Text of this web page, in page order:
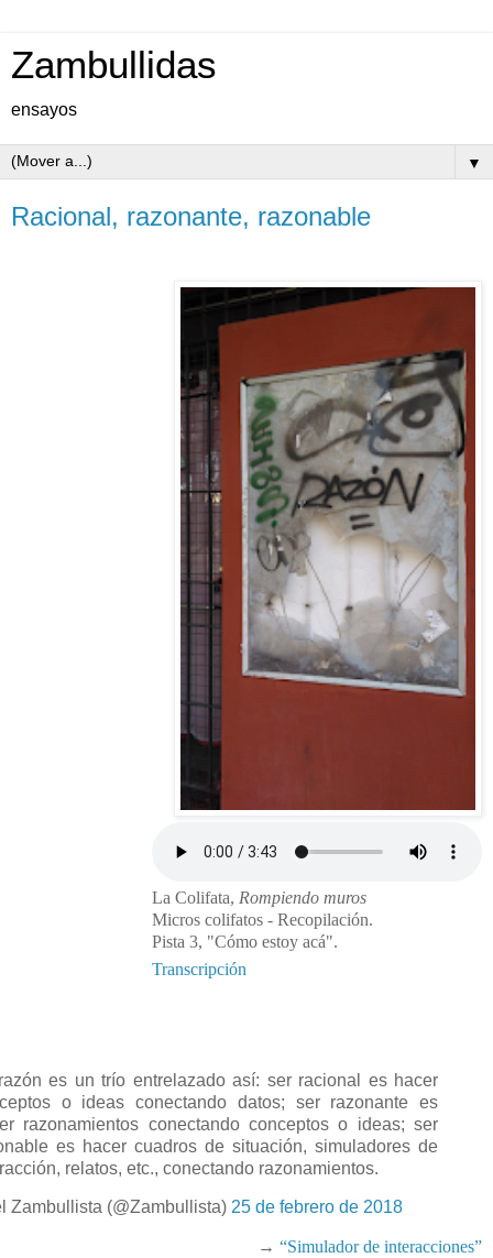
Zambullidas
ensayos
▼
Racional, razonante, razonable
La Colifata, Rompiendo muros
Micros colifatos - Recopilación.
Pista 3, "Cómo estoy acá".
Transcripción
es un trío entrelazado así: ser racional es hacer
o ideas conectando datos; ser razonante es
razonamientos conectando conceptos o ideas; ser
es hacer cuadros de situación, simuladores de
relatos, etc., conectando razonamientos.
Zambullista (@Zambullista) 25 de febrero de 2018
→ “Simulador de interacciones”